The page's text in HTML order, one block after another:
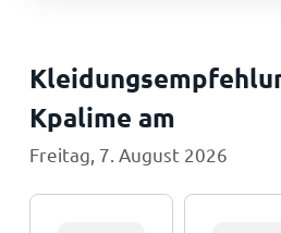
Kpalime am
Freitag, 7. August 2026